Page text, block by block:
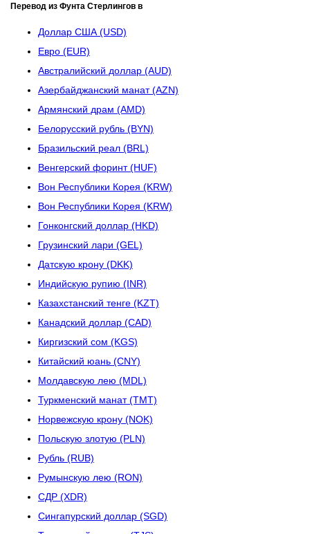
Перевод из Фунта Стерлингов в
Доллар США (USD)
Евро (EUR)
Австралийский доллар (AUD)
Азербайджанский манат (AZN)
Армянский драм (AMD)
Белорусский рубль (BYN)
Бразильский реал (BRL)
Венгерский форинт (HUF)
Вон Республики Корея (KRW)
Вон Республики Корея (KRW)
Гонконгский доллар (HKD)
Грузинский лари (GEL)
Датскую крону (DKK)
Индийскую рупию (INR)
Казахстанский тенге (KZT)
Канадский доллар (CAD)
Киргизский сом (KGS)
Китайский юань (CNY)
Молдавскую лею (MDL)
Туркменский манат (TMT)
Норвежскую крону (NOK)
Польскую злотую (PLN)
Рубль (RUB)
Румынскую лею (RON)
СДР (XDR)
Сингапурский доллар (SGD)